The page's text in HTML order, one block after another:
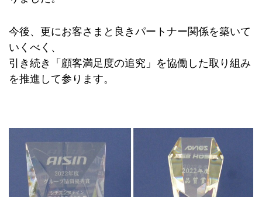
今後、更にお客さまと良きパートナー関係を築いて
いくべく、
引き続き「顧客満足度の追究」を協働した取り組み
を推進して参ります。